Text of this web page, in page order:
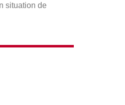
situation de